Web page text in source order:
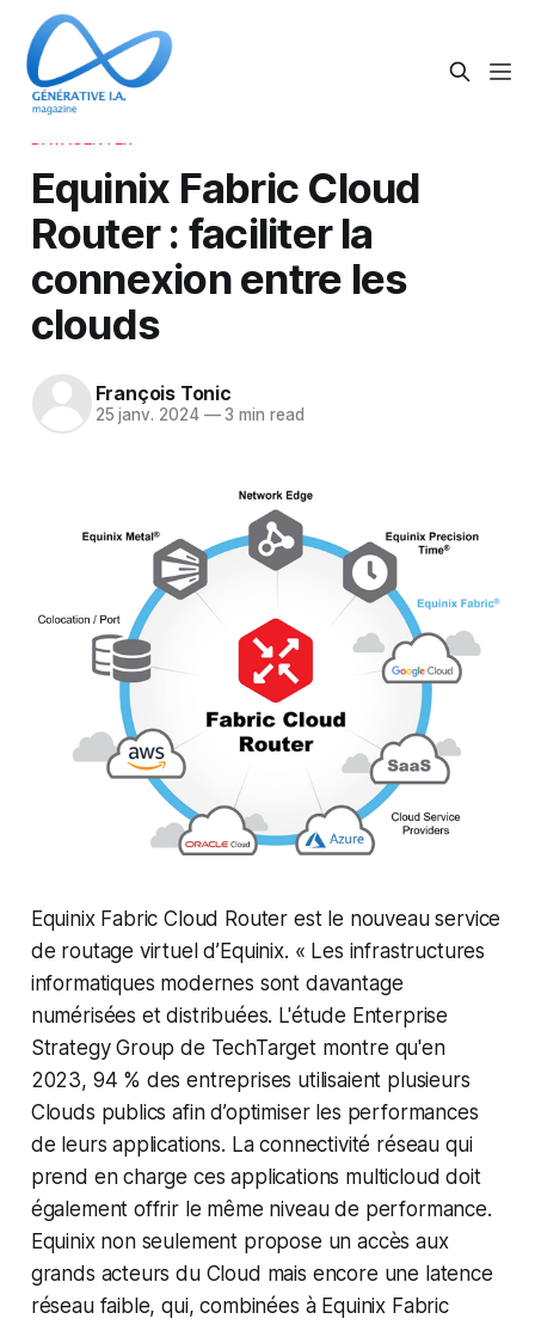
Equinix Fabric Cloud
Router : faciliter la
connexion entre les
clouds
François Tonic
25 janv. 2024 —3 min read
Equinix Fabric Cloud Router est le nouveau service
de routage virtuel d’Equinix. « Les infrastructures
informatiques modernes sont davantage
numérisées et distribuées. L'étude Enterprise
Strategy Group de TechTarget montre qu'en
2023, 94 % des entreprises utilisaient plusieurs
Clouds publics afin d’optimiser les performances
de leurs applications. La connectivité réseau qui
prend en charge ces applications multicloud doit
également offrir le même niveau de performance.
Equinix non seulement propose un accès aux
grands acteurs du Cloud mais encore une latence
réseau faible, qui, combinées à Equinix Fabric